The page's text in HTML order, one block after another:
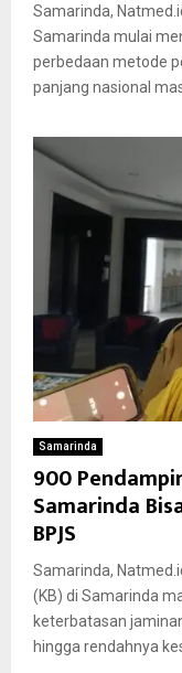
Samarinda,
Samarinda mulai
perbedaan metode
panjang nasional
Samarinda
900
Samarinda
BPJS
Samarinda,
(KB) di Samarinda
keterbatasan
hingga rendahnya